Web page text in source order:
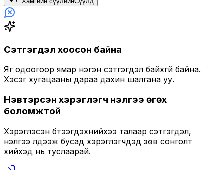
Сэтгэгдэл хоосон байна
Яг одоогоор ямар нэгэн сэтгэгдэл байхгүй байна.
Хэсэг хугацааны дараа дахин шалгана уу.
Нэвтэрсэн хэрэглэгч үнэлгээ өгөх
боломжтой
Хэрэглэсэн бүтээгдэхүүнийхээ талаар сэтгэгдэл,
үнэлгээ үлдээж бусад хэрэглэгчдэд зөв сонголт
хийхэд нь туслаарай.